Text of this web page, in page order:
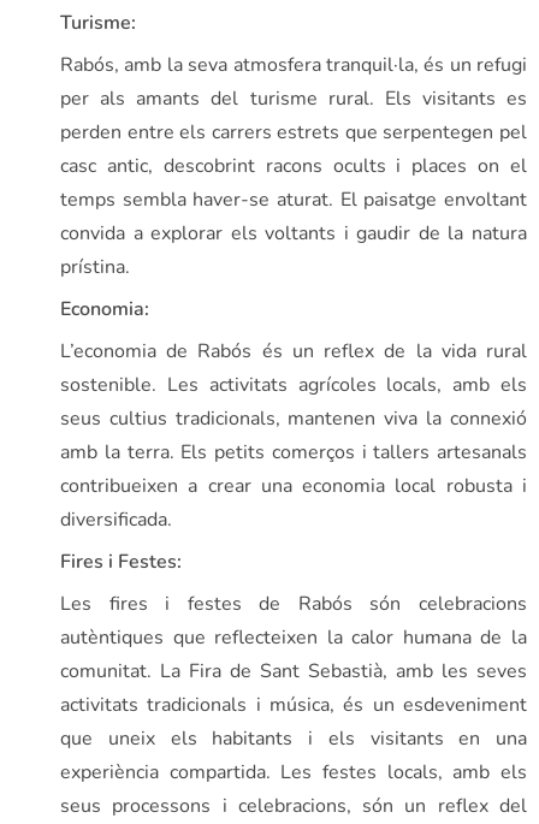
Turisme:
Rabós, amb la seva atmosfera tranquil·la, és un refugi
per als amants del turisme rural. Els visitants es
perden entre els carrers estrets que serpentegen pel
casc antic, descobrint racons ocults i places on el
temps sembla haver-se aturat. El paisatge envoltant
convida a explorar els voltants i gaudir de la natura
prístina.
Economia:
L’economia de Rabós és un reflex de la vida rural
sostenible. Les activitats agrícoles locals, amb els
seus cultius tradicionals, mantenen viva la connexió
amb la terra. Els petits comerços i tallers artesanals
contribueixen a crear una economia local robusta i
diversificada.
Fires i Festes:
Les fires i festes de Rabós són celebracions
autèntiques que reflecteixen la calor humana de la
comunitat. La Fira de Sant Sebastià, amb les seves
activitats tradicionals i música, és un esdeveniment
que uneix els habitants i els visitants en una
experiència compartida. Les festes locals, amb els
seus processons i celebracions, són un reflex del